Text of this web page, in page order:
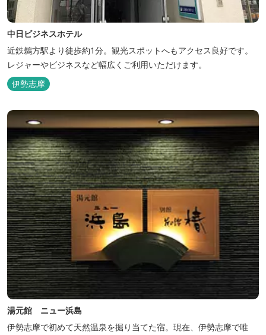
中日ビジネスホテル
近鉄鵜方駅より徒歩約1分。観光スポットへもアクセス良好です。
レジャーやビジネスなど幅広くご利用いただけます。
伊勢志摩
湯元館 ニュー浜島
伊勢志摩で初めて天然温泉を掘り当てた宿。現在、伊勢志摩で唯